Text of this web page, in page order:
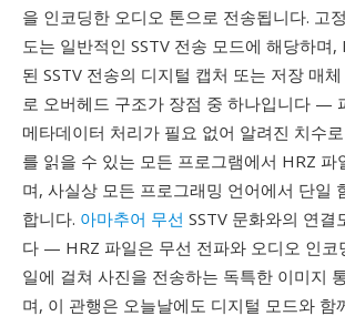
을 인코딩한 오디오 톤으로 전송됩니다. 고
도는 일반적인 SSTV 전송 모드에 해당하며,
된 SSTV 전송의 디지털 캡처 또는 저장 매
로 오버헤드 구조가 장점 중 하나입니다 —
메타데이터 처리가 필요 없어 알려진 치수
를 읽을 수 있는 모든 프로그램에서 HRZ 파
며, 사실상 모든 프로그래밍 언어에서 단일
합니다. 아마추어 무선 SSTV 문화와의 연결
다 — HRZ 파일은 무선 전파와 오디오 인코
일에 걸쳐 사진을 전송하는 독특한 이미지
며, 이 관행은 오늘날에도 디지털 모드와 함